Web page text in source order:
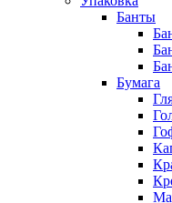
Банты
Бумага